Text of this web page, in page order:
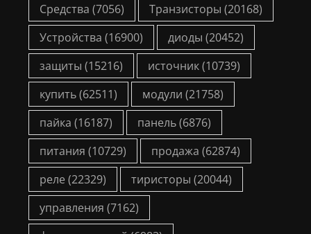
Средства (7056) Транзисторы (20168)
Устройства (16900) диоды (20452)
защиты (15216) источник(10739)
купить(62511) модули (21758)
пайка (16187) панель(6876)
питания (10729) продажа (62874)
реле (22329) тиристоры (20044)
управления (7162)